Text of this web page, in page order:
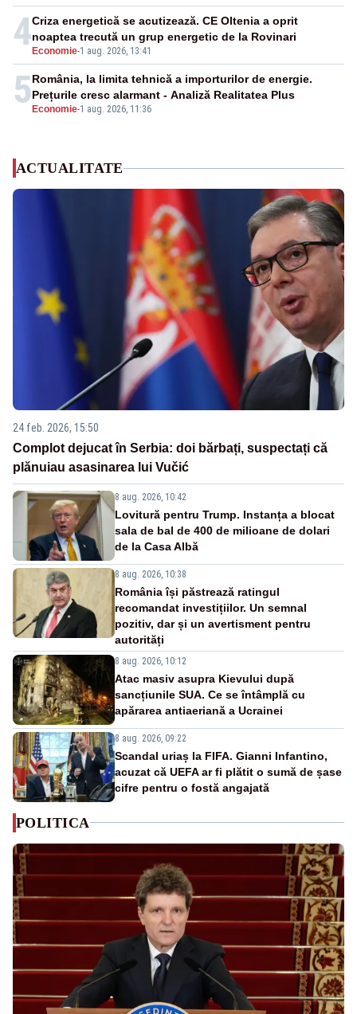
4 Economie-1 aug. 2026, 13:41
Criza energetică se acutizează. CE Oltenia a oprit
noaptea trecută un grup energetic de la Rovinari
5 Economie-1 aug. 2026, 11:36
România, la limita tehnică a importurilor de energie.
Prețurile cresc alarmant - Analiză Realitatea Plus
ACTUALITATE
24 feb. 2026, 15:50
Complot dejucat în Serbia: doi bărbați, suspectați că
plănuiau asasinarea lui Vučić
8 aug. 2026, 10:42
Lovitură pentru Trump. Instanța a blocat
sala de bal de 400 de milioane de dolari
de la Casa Albă
8 aug. 2026, 10:38
România își păstrează ratingul
recomandat investițiilor. Un semnal
pozitiv, dar și un avertisment pentru
autorități
8 aug. 2026, 10:12
Atac masiv asupra Kievului după
sancțiunile SUA. Ce se întâmplă cu
apărarea antiaeriană a Ucrainei
8 aug. 2026, 09:22
Scandal uriaș la FIFA. Gianni Infantino,
acuzat că UEFA ar fi plătit o sumă de șase
cifre pentru o fostă angajată
POLITICA